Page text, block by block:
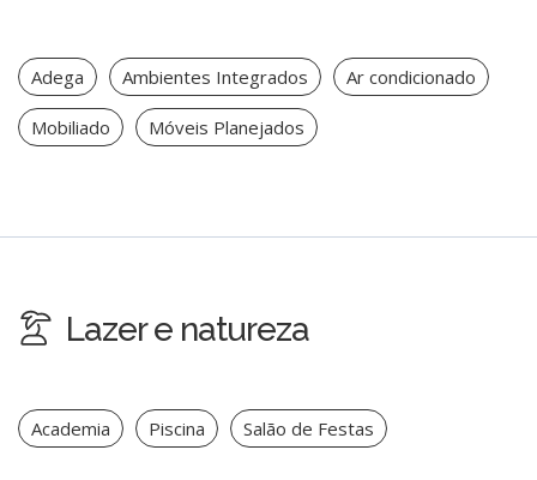
Adega Ambientes Integrados Ar condicionado
Mobiliado Móveis Planejados
Lazer e natureza
Academia Piscina Salão de Festas